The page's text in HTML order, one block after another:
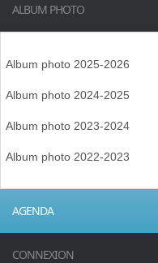
ALBUM PHOTO
Album photo 2025-2026
Album photo 2024-2025
Album photo 2023-2024
Album photo 2022-2023
AGENDA
CONNEXION